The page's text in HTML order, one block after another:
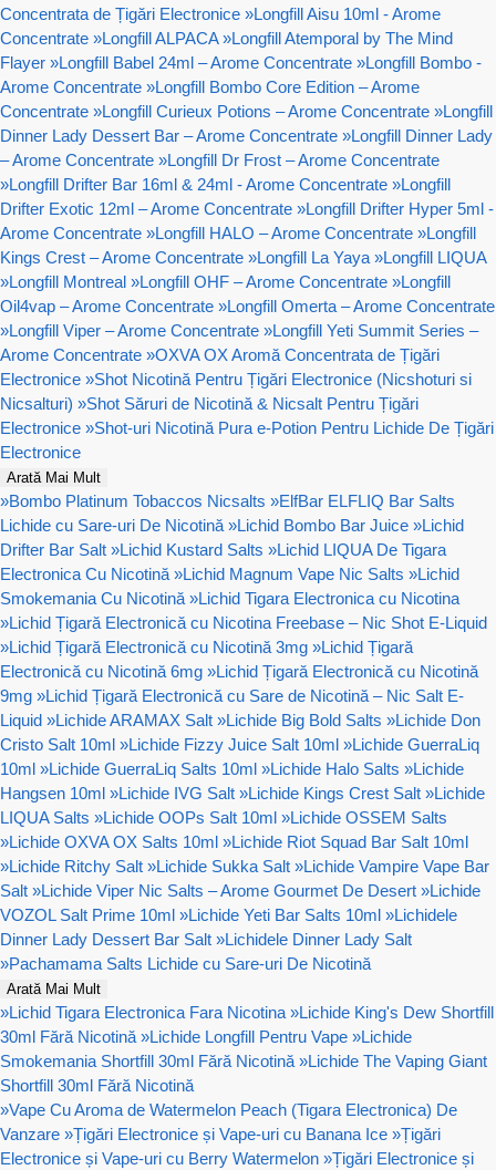
Concentrata de Țigări Electronice »Longfill Aisu 10ml - Arome
Concentrate »Longfill ALPACA »Longfill Atemporal by The Mind
Flayer »Longfill Babel 24ml – Arome Concentrate »Longfill Bombo -
Arome Concentrate »Longfill Bombo Core Edition – Arome
Concentrate »Longfill Curieux Potions – Arome Concentrate »Longfill
Dinner Lady Dessert Bar – Arome Concentrate »Longfill Dinner Lady
– Arome Concentrate »Longfill Dr Frost – Arome Concentrate
»Longfill Drifter Bar 16ml & 24ml - Arome Concentrate »Longfill
Drifter Exotic 12ml – Arome Concentrate »Longfill Drifter Hyper 5ml -
Arome Concentrate »Longfill HALO – Arome Concentrate »Longfill
Kings Crest – Arome Concentrate »Longfill La Yaya »Longfill LIQUA
»Longfill Montreal »Longfill OHF – Arome Concentrate »Longfill
Oil4vap – Arome Concentrate »Longfill Omerta – Arome Concentrate
»Longfill Viper – Arome Concentrate »Longfill Yeti Summit Series –
Arome Concentrate »OXVA OX Aromă Concentrata de Țigări
Electronice »Shot Nicotină Pentru Țigări Electronice (Nicshoturi si
Nicsalturi) »Shot Săruri de Nicotină & Nicsalt Pentru Țigări
Electronice »Shot-uri Nicotină Pura e-Potion Pentru Lichide De Țigări
Electronice
Arată Mai Mult
»Bombo Platinum Tobaccos Nicsalts »ElfBar ELFLIQ Bar Salts
Lichide cu Sare-uri De Nicotină »Lichid Bombo Bar Juice »Lichid
Drifter Bar Salt »Lichid Kustard Salts »Lichid LIQUA De Tigara
Electronica Cu Nicotină »Lichid Magnum Vape Nic Salts »Lichid
Smokemania Cu Nicotină »Lichid Tigara Electronica cu Nicotina
»Lichid Țigară Electronică cu Nicotina Freebase – Nic Shot E-Liquid
»Lichid Țigară Electronică cu Nicotină 3mg »Lichid Țigară
Electronică cu Nicotină 6mg »Lichid Țigară Electronică cu Nicotină
9mg »Lichid Țigară Electronică cu Sare de Nicotină – Nic Salt E-
Liquid »Lichide ARAMAX Salt »Lichide Big Bold Salts »Lichide Don
Cristo Salt 10ml »Lichide Fizzy Juice Salt 10ml »Lichide GuerraLiq
10ml »Lichide GuerraLiq Salts 10ml »Lichide Halo Salts »Lichide
Hangsen 10ml »Lichide IVG Salt »Lichide Kings Crest Salt »Lichide
LIQUA Salts »Lichide OOPs Salt 10ml »Lichide OSSEM Salts
»Lichide OXVA OX Salts 10ml »Lichide Riot Squad Bar Salt 10ml
»Lichide Ritchy Salt »Lichide Sukka Salt »Lichide Vampire Vape Bar
Salt »Lichide Viper Nic Salts – Arome Gourmet De Desert »Lichide
VOZOL Salt Prime 10ml »Lichide Yeti Bar Salts 10ml »Lichidele
Dinner Lady Dessert Bar Salt »Lichidele Dinner Lady Salt
»Pachamama Salts Lichide cu Sare-uri De Nicotină
Arată Mai Mult
»Lichid Tigara Electronica Fara Nicotina »Lichide King's Dew Shortfill
30ml Fără Nicotină »Lichide Longfill Pentru Vape »Lichide
Smokemania Shortfill 30ml Fără Nicotină »Lichide The Vaping Giant
Shortfill 30ml Fără Nicotină
»Vape Cu Aroma de Watermelon Peach (Tigara Electronica) De
Vanzare »Țigări Electronice și Vape-uri cu Banana Ice »Țigări
Electronice și Vape-uri cu Berry Watermelon »Țigări Electronice și